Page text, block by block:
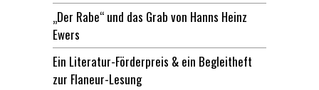
„Der Rabe“ und das Grab von Hanns Heinz
Ewers
Ein Literatur-Förderpreis & ein Begleitheft
zur Flaneur-Lesung